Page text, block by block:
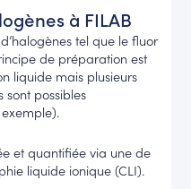
à FILAB
tel que le fluor
de préparation est
liquide mais plusieurs
sont possibles
et quantifiée via une de
liquide ionique (CLI).